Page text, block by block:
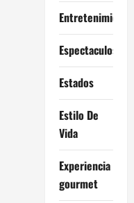
Entretenimiento
Espectaculos
Estados
Estilo De
Vida
Experiencia
gourmet